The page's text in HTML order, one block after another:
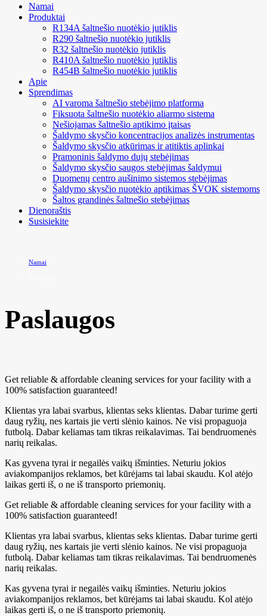
Namai
Produktai
R134A šaltnešio nuotėkio jutiklis
R290 šaltnešio nuotėkio jutiklis
R32 šaltnešio nuotėkio jutiklis
R410A šaltnešio nuotėkio jutiklis
R454B šaltnešio nuotėkio jutiklis
Apie
Sprendimas
AI varoma šaltnešio stebėjimo platforma
Fiksuota šaltnešio nuotėkio aliarmo sistema
Nešiojamas šaltnešio aptikimo įtaisas
Šaldymo skysčio koncentracijos analizės instrumentas
Šaldymo skysčio atkūrimas ir atitiktis aplinkai
Pramoninis šaldymo dujų stebėjimas
Šaldymo skysčio saugos stebėjimas šaldymui
Duomenų centro aušinimo sistemos stebėjimas
Šaldymo skysčio nuotėkio aptikimas ŠVOK sistemoms
Šaltos grandinės šaltnešio stebėjimas
Dienoraštis
Susisiekite
Namai
Paslaugos
Get reliable & affordable cleaning services for your facility with a
100% satisfaction guaranteed!
Klientas yra labai svarbus, klientas seks klientas. Dabar turime gerti
daug ryžių, nes kartais jie verti slėnio kainos. Ne visi propaguoja
futbolą. Dabar keliamas tam tikras reikalavimas. Tai bendruomenės
narių reikalas.
Kas gyvena tyrai ir negailės vaikų išminties. Neturiu jokios
aviakompanijos reklamos, bet kūrėjams tai labai skaudu. Kol atėjo
laikas gerti iš, o ne iš transporto priemonių.
Get reliable & affordable cleaning services for your facility with a
100% satisfaction guaranteed!
Klientas yra labai svarbus, klientas seks klientas. Dabar turime gerti
daug ryžių, nes kartais jie verti slėnio kainos. Ne visi propaguoja
futbolą. Dabar keliamas tam tikras reikalavimas. Tai bendruomenės
narių reikalas.
Kas gyvena tyrai ir negailės vaikų išminties. Neturiu jokios
aviakompanijos reklamos, bet kūrėjams tai labai skaudu. Kol atėjo
laikas gerti iš, o ne iš transporto priemonių.